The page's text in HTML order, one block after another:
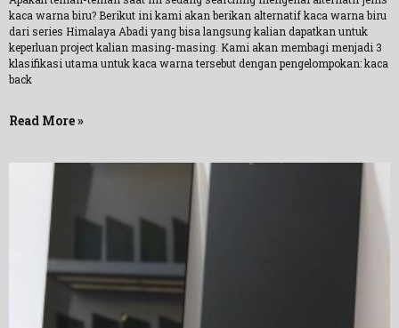
kaca warna biru? Berikut ini kami akan berikan alternatif kaca warna biru
dari series Himalaya Abadi yang bisa langsung kalian dapatkan untuk
keperluan project kalian masing-masing. Kami akan membagi menjadi 3
klasifikasi utama untuk kaca warna tersebut dengan pengelompokan: kaca
back
Read More »